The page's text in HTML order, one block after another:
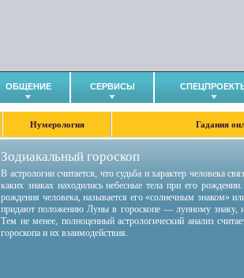
ОБЩЕНИЕ СЕРВИСЫ
Нумерология Гадания
Зодиакальный гороскоп
В астрологии считается, что судьба и характер человека
каких знаках находились небесные тела при его
рождения человека, называется его «солнечным знаком»
придают положению Луны в гороскопе — лунному знаку,
Тем не менее, полноценный астрологический анализ
гороскопа и их взаимодействия.